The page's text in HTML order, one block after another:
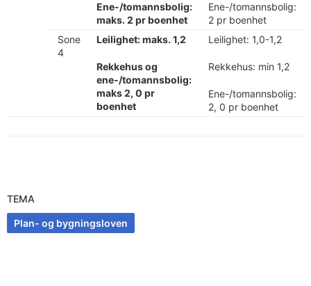
Ene-/tomannsbolig:
maks. 2 pr boenhet
Ene-/tomannsbolig:
2 pr boenhet
Sone
4
Leilighet:maks. 1,2
Rekkehus og
ene-/tomannsbolig:
maks 2, 0 pr
boenhet
Leilighet: 1,0-1,2
Rekkehus: min 1,2
Ene-/tomannsbolig:
2, 0 pr boenhet
TEMA
Plan- og bygningsloven